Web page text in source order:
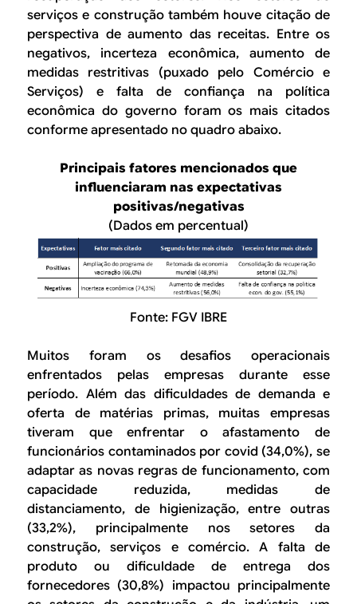
serviços e construção também houve citação de
perspectiva de aumento das receitas. Entre os
negativos, incerteza econômica, aumento de
medidas restritivas (puxado pelo Comércio e
Serviços) e falta de confiança na política
econômica do governo foram os mais citados
conforme apresentado no quadro abaixo.
Principais fatores mencionados que
influenciaram nas expectativas
positivas/negativas
(Dados em percentual)
Fonte: FGV IBRE
Muitos foram os desafios operacionais
enfrentados pelas empresas durante esse
período. Além das dificuldades de demanda e
oferta de matérias primas, muitas empresas
tiveram que enfrentar o afastamento de
funcionários contaminados por covid (34,0%), se
adaptar as novas regras de funcionamento, com
capacidade reduzida, medidas de
distanciamento, de higienização, entre outras
(33,2%), principalmente nos setores da
construção, serviços e comércio. A falta de
produto ou dificuldade de entrega dos
fornecedores (30,8%) impactou principalmente